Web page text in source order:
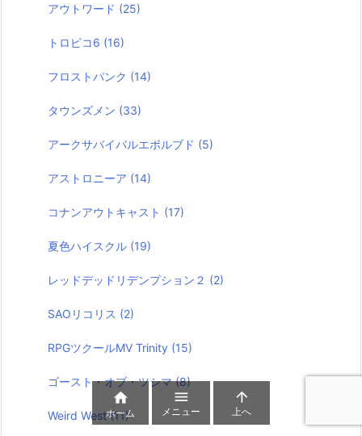
アウトワード (25)
トロピコ6 (16)
フロストパンク (14)
タウンズメン (33)
アークサバイバルエボルブド (5)
アストロニーア (14)
コナンアウトキャスト (17)
夏色ハイスクル (19)
レッドデッドリデンプション２ (2)
SAOリコリス (2)
RPGツクールMV Trinity (15)
ゴースト・オブ・ツシマ(8)
Weird West(11)

ホーム

メニュー

上へ